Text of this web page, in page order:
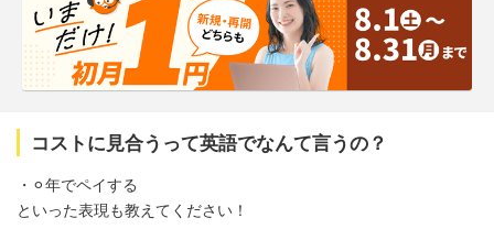
コストに見合うって英語でなんて言うの？
・⚪︎年でペイする
といった表現も教えてください！